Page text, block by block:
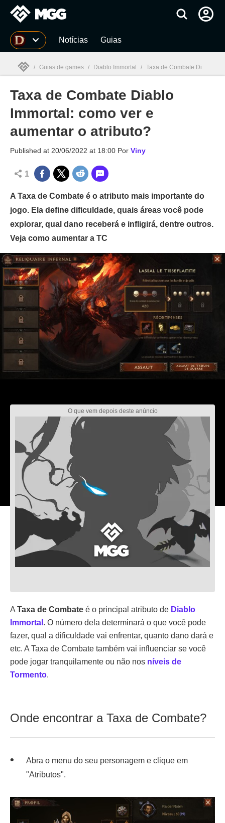
Millenium Notícias Guias
Millenium
/ Guias de games / Diablo Immortal / Taxa de Combate Diablo Immortal: como ver e aumentar o atributo?
Taxa de Combate Diablo
Immortal: como ver e
aumentar o atributo?
Published at 20/06/2022 at 18:00 Por Viny
1
A Taxa de Combate é o atributo mais importante do
jogo. Ela define dificuldade, quais áreas você pode
explorar, qual dano receberá e infligirá, dentre outros.
Veja como aumentar a TC
A Taxa de Combate é o principal atributo de Diablo
Immortal . O número dela determinará o que você pode
fazer, qual a dificuldade vai enfrentar, quanto dano dará e
etc. A Taxa de Combate também vai influenciar se você
pode jogar tranquilamente ou não nos níveis de
Tormento.
Onde encontrar a Taxa de Combate?
Abra o menu do seu personagem e clique em
"Atributos".